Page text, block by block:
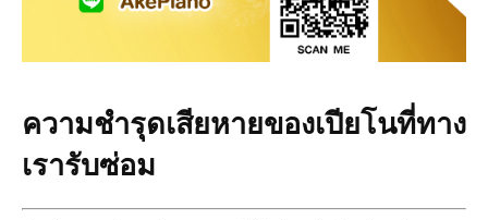
ความชำรุดเสียหายของเปียโนที่ทาง
เรารับซ่อม